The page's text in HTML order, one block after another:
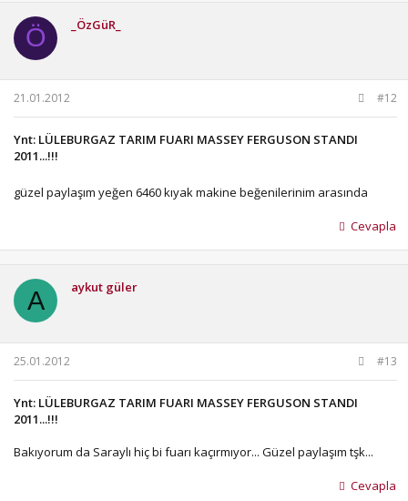
Ö _ÖzGüR_
21.01.2012 #12
Ynt: LÜLEBURGAZ TARIM FUARI MASSEY FERGUSON STANDI
2011...!!!
güzel paylaşım yeğen 6460 kıyak makine beğenilerinim arasında
Cevapla
A aykut güler
25.01.2012 #13
Ynt: LÜLEBURGAZ TARIM FUARI MASSEY FERGUSON STANDI
2011...!!!
Bakıyorum da Saraylı hiç bi fuarı kaçırmıyor... Güzel paylaşım tşk...
Cevapla